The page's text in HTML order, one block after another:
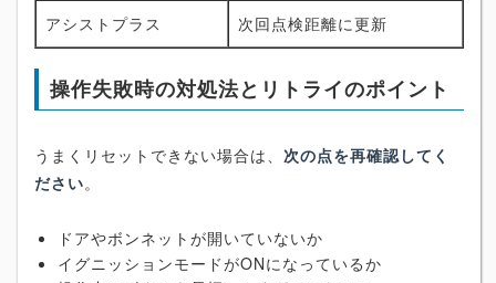
アシストプラス 次回点検距離に更新
操作失敗時の対処法とリトライのポイント
うまくリセットできない場合は、 次の点を再確認してく
ださい。
ドアやボンネットが開いていないか
イグニッションモードがONになっているか